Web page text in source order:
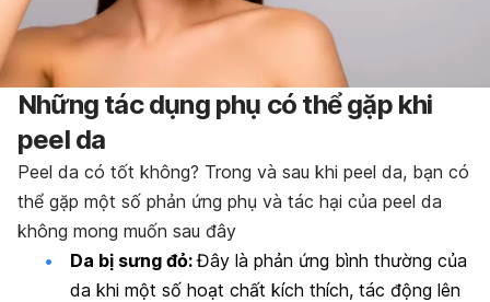
Những tác dụng phụ có thể gặp khi
peel da
Peel da có tốt không? Trong và sau khi peel da, bạn có
thể gặp một số phản ứng phụ và tác hại của peel da
không mong muốn sau đây
Da bị sưng đỏ:Đây là phản ứng bình thường của
da khi một số hoạt chất kích thích, tác động lên